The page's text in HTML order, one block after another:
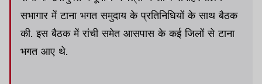
सभागार में टाना भगत समुदाय के प्रतिनिधियों के साथ बैठक
की. इस बैठक में रांची समेत आसपास के कई जिलों से टाना
भगत आए थे.